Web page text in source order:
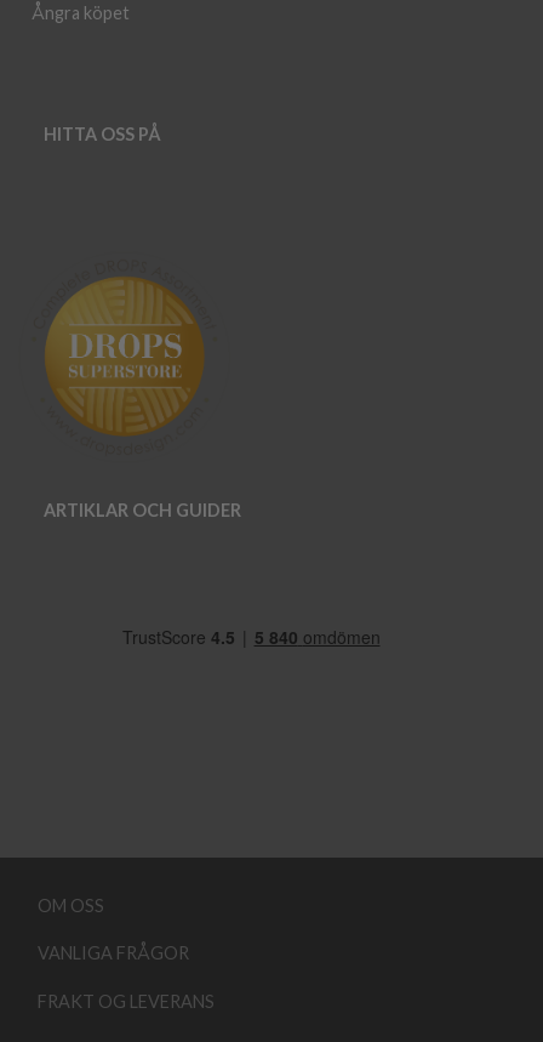
Ångra köpet
HITTA OSS PÅ
ARTIKLAR OCH GUIDER
OM OSS
VANLIGA FRÅGOR
FRAKT OG LEVERANS